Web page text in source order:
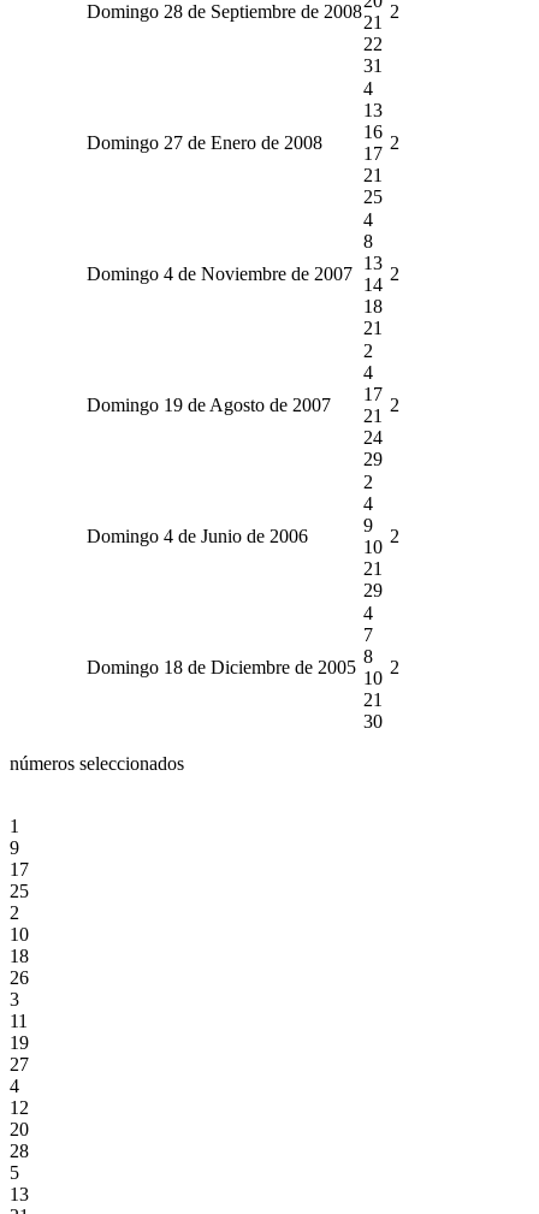
Domingo 28 de Septiembre de 2008
21
22
31
2
Domingo 27 de Enero de 2008
4
13
16
17
21
25
2
Domingo 4 de Noviembre de 2007
4
8
13
14
18
21
2
Domingo 19 de Agosto de 2007
2
4
17
21
24
29
2
Domingo 4 de Junio de 2006
2
4
9
10
21
29
2
Domingo 18 de Diciembre de 2005
4
7
8
10
21
30
2
números seleccionados
1
9
17
25
2
10
18
26
3
11
19
27
4
12
20
28
5
13